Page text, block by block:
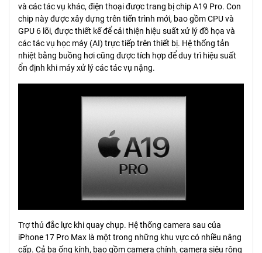
và các tác vụ khác, điện thoại được trang bị chip A19 Pro. Con
chip này được xây dựng trên tiến trình mới, bao gồm CPU và
GPU 6 lõi, được thiết kế để cải thiện hiệu suất xử lý đồ họa và
các tác vụ học máy (AI) trực tiếp trên thiết bị. Hệ thống tản
nhiệt bằng buồng hơi cũng được tích hợp để duy trì hiệu suất
ổn định khi máy xử lý các tác vụ nặng.
Trợ thủ đắc lực khi quay chụp. Hệ thống camera sau của
iPhone 17 Pro Max là một trong những khu vực có nhiều nâng
cấp. Cả ba ống kính, bao gồm camera chính, camera siêu rộng